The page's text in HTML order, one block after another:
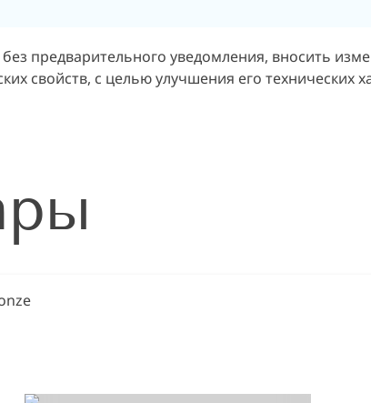
предварительного уведомления, вносить
свойств, с целью улучшения его технических